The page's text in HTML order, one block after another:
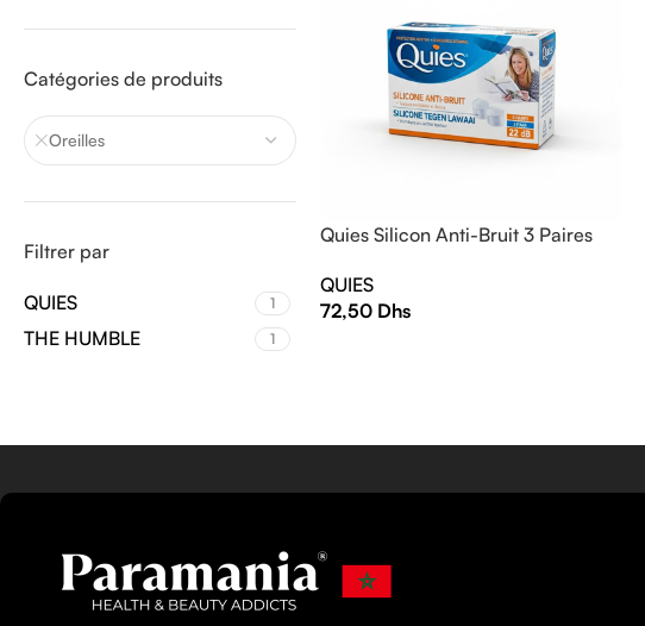
Catégories de produits
Oreilles
Filtrer par
QUIES 1
THE HUMBLE 1
Quies Silicon Anti-Bruit 3 Paires
QUIES
72,50 Dhs